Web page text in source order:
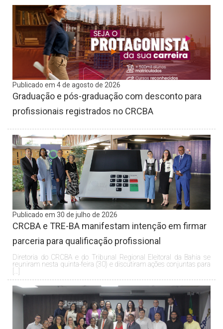
Publicado em 4 de agosto de 2026
Graduação e pós-graduação com desconto para
profissionais registrados no CRCBA
Publicado em 30 de julho de 2026
CRCBA e TRE-BA manifestam intenção em firmar
parceria para qualificação profissional
Diretoria do CRCBA e do Tribunal Regional Eleitoral da Bahia se
reuniram nesta quinta-feira (30) e discutiram ações conjuntas para